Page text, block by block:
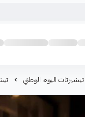
تيشيرتات اليوم الوطني